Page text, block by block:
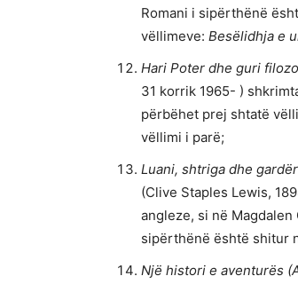
Romani i sipërthënë
vëllimeve: Besëlidhja e
Hari Poter dhe guri
31 korrik 1965- )
përbëhet prej shtatë
vëllimi i parë;
Luani, shtriga dhe
(Clive Staples Lewis,
angleze, si në Magdalen
sipërthënë është shitur
Një histori e aventurës (